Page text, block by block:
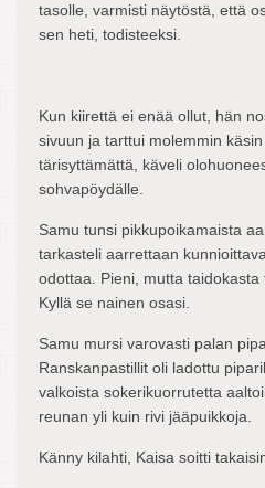
tasolle, varmisti näytöstä, että
sen heti, todisteeksi.
Kun kiirettä ei enää ollut, hän
sivuun ja tarttui molemmin
tärisyttämättä, käveli
sohvapöydälle.
Samu tunsi pikkupoikamaista
tarkasteli aarrettaan
odottaa. Pieni, mutta taidokasta
Kyllä se nainen osasi.
Samu mursi varovasti palan
Ranskanpastillit oli ladottu
valkoista sokerikuorrutetta
reunan yli kuin rivi jääpuikkoja.
Känny kilahti, Kaisa soitti